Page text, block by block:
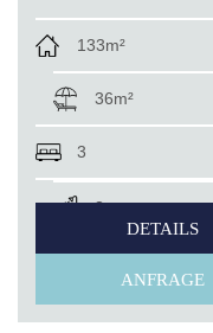
133m²
36m²
3
3
DETAILS
ANFRAGE